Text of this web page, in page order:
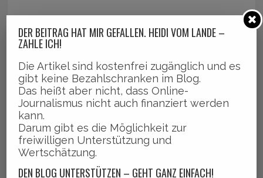
DER BEITRAG HAT MIR GEFALLEN. HEIDI VOM LANDE –
ZAHLE ICH!
Die Artikel sind kostenfrei zugänglich und es
gibt keine Bezahlschranken im Blog.
Das heißt aber nicht, dass Online-
Journalismus nicht auch finanziert werden
kann.
Darum gibt es die Möglichkeit zur
freiwilligen Unterstützung und
Wertschätzung.
DEN BLOG UNTERSTÜTZEN – GEHT GANZ EINFACH!